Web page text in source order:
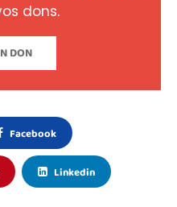
dons.
DON
Facebook
Linkedin